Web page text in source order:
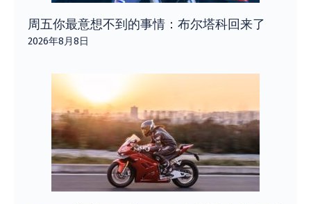
周五你最意想不到的事情：布尔塔科回来了
2026年8月8日